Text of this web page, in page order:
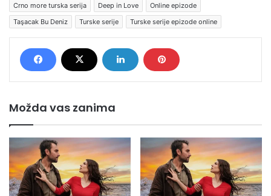
Crno more turska serija
Deep in Love
Online epizode
Taşacak Bu Deniz
Turske serije Turske serije epizode online
Možda vas zanima